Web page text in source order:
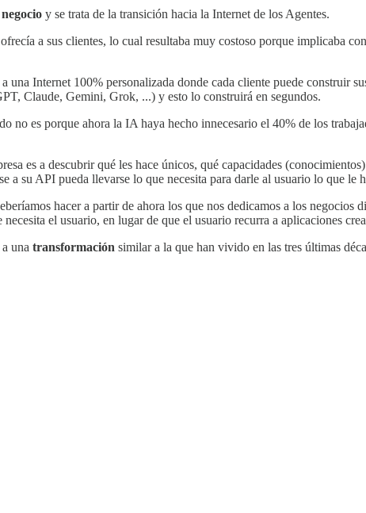
y se trata de la transición hacia la Internet de los Agentes.
a sus clientes, lo cual resultaba muy costoso porque implicaba
Internet 100% personalizada donde cada cliente puede construir
Claude, Gemini, Grok, ...) y esto lo construirá en segundos.
es porque ahora la IA haya hecho innecesario el 40% de los
es a descubrir qué les hace únicos, qué capacidades
a su API pueda llevarse lo que necesita para darle al usuario lo que le
hacer a partir de ahora los que nos dedicamos a los negocios
el usuario, en lugar de que el usuario recurra a aplicaciones
una transformación similar a la que han vivido en las tres últimas